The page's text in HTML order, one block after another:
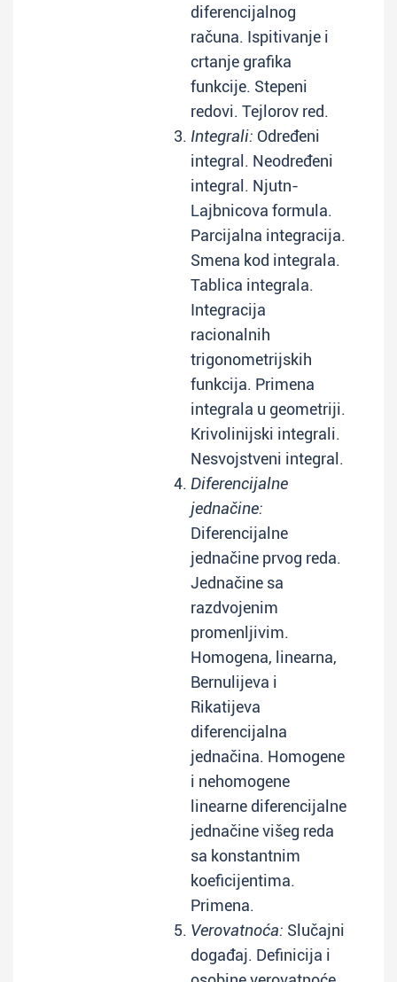
diferencijalnog
računa. Ispitivanje i
crtanje grafika
funkcije. Stepeni
redovi. Tejlorov red.
Integrali: Određeni
integral. Neodređeni
integral. Njutn-
Lajbnicova formula.
Parcijalna integracija.
Smena kod integrala.
Tablica integrala.
Integracija
racionalnih
trigonometrijskih
funkcija. Primena
integrala u geometriji.
Krivolinijski integrali.
Nesvojstveni integral.
Diferencijalne
jednačine:
Diferencijalne
jednačine prvog reda.
Jednačine sa
razdvojenim
promenljivim.
Homogena, linearna,
Bernulijeva i
Rikatijeva
diferencijalna
jednačina. Homogene
i nehomogene
linearne diferencijalne
jednačine višeg reda
sa konstantnim
koeficijentima.
Primena.
Verovatnoća: Slučajni
događaj. Definicija i